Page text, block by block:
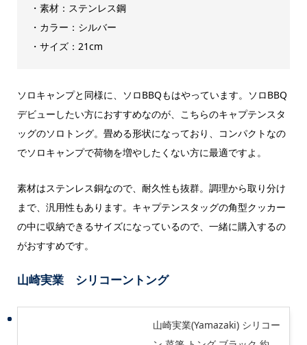
・素材：ステンレス鋼
・カラー：シルバー
・サイズ：‎21cm
ソロキャンプと同様に、ソロBBQもはやっています。ソロBBQ
デビューしたい方におすすめなのが、こちらのキャプテンスタ
ッグのソロトング。畳める形状になっており、コンパクトなの
でソロキャンプで荷物を増やしたくない方に最適ですよ。
素材はステンレス銅なので、耐久性も抜群。調理から取り分け
まで、汎用性もあります。キャプテンスタッグの角型クッカー
の中に収納できるサイズになっているので、一緒に購入するの
がおすすめです。
山崎実業 シリコーントング
山崎実業(Yamazaki) シリコー